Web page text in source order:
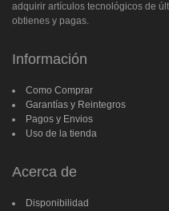
adquirir artículos tecnológicos de
obtienes y pagas.
Información
Como Comprar
Garantías y Reintegros
Pagos y Envios
Uso de la tienda
Acerca de
Disponibilidad